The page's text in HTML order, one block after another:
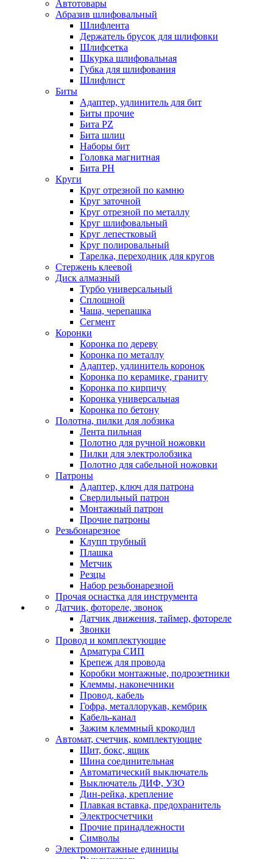
Автотовары
Абразив шлифовальный
Шлифлента
Держатель брусок для шлифовки
Шлифсетка
Шкурка шлифовальная
Губка для шлифования
Шлифлист
Биты
Адаптер, удлинитель для бит
Биты прочие
Бита PZ
Бита шлиц
Наборы бит
Головка магнитная
Бита PH
Круги
Круг отрезной по камню
Круг заточной
Круг отрезной по металлу
Круг шлифовальный
Круг лепестковый
Круг полировальный
Тарелка, переходник для кругов
Стержень клеевой
Диск алмазный
Турбо универсальный
Сплошной
Чаша, черепашка
Сегмент
Коронки
Коронка по дереву
Коронка по металлу
Адаптер, удлинитель коронок
Коронка по керамике, граниту
Коронка по кирпичу
Коронка универсальная
Коронка по бетону
Полотна, пилки для лобзика
Лента пильная
Полотно для ручной ножовки
Пилки для электролобзика
Полотно для сабельной ножовки
Патроны
Адаптер, ключ для патрона
Сверлильный патрон
Монтажный патрон
Прочие патроны
Резьбонарезное
Клупп трубный
Плашка
Метчик
Резцы
Набор резьбонарезной
Прочая оснастка для инструмента
Датчик, фотореле, звонок
Датчик движения, таймер, фотореле
Звонки
Провод и комплектующие
Арматура СИП
Крепеж для провода
Коробки монтажные, подрозетники
Клеммы, наконечники
Провод, кабель
Гофра, металлорукав, кембрик
Кабель-канал
Зажим клеммный крокодил
Автомат, счетчик, комплектующие
Щит, бокс, ящик
Шина соединительная
Автоматический выключатель
Выключатель ДИФ, УЗО
Дин-рейка, крепление
Плавкая вставка, предохранитель
Электросчетчики
Прочие принадлежности
Символы
Электромонтажные единицы